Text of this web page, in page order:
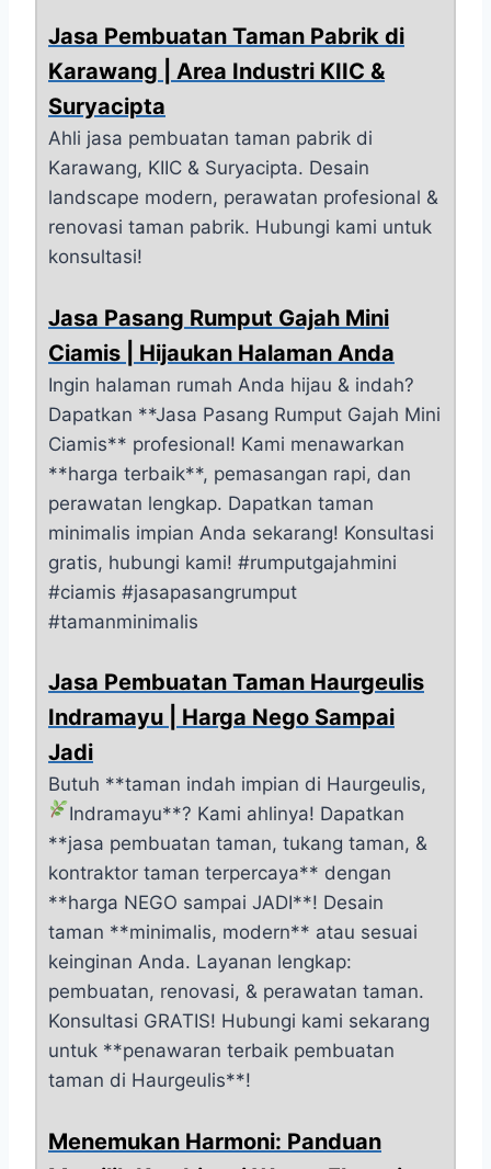
Jasa Pembuatan Taman Pabrik di
Karawang | Area Industri KIIC &
Suryacipta
Ahli jasa pembuatan taman pabrik di
Karawang, KIIC & Suryacipta. Desain
landscape modern, perawatan profesional &
renovasi taman pabrik. Hubungi kami untuk
konsultasi!
Jasa Pasang Rumput Gajah Mini
Ciamis | Hijaukan Halaman Anda
Ingin halaman rumah Anda hijau & indah?
Dapatkan **Jasa Pasang Rumput Gajah Mini
Ciamis** profesional! Kami menawarkan
**harga terbaik**, pemasangan rapi, dan
perawatan lengkap. Dapatkan taman
minimalis impian Anda sekarang! Konsultasi
gratis, hubungi kami! #rumputgajahmini
#ciamis #jasapasangrumput
#tamanminimalis
Jasa Pembuatan Taman Haurgeulis
Indramayu | Harga Nego Sampai
Jadi
Butuh **taman indah impian di Haurgeulis,
Indramayu**? Kami ahlinya! Dapatkan
**jasa pembuatan taman, tukang taman, &
kontraktor taman terpercaya** dengan
**harga NEGO sampai JADI**! Desain
taman **minimalis, modern** atau sesuai
keinginan Anda. Layanan lengkap:
pembuatan, renovasi, & perawatan taman.
Konsultasi GRATIS! Hubungi kami sekarang
untuk **penawaran terbaik pembuatan
taman di Haurgeulis**!
Menemukan Harmoni: Panduan